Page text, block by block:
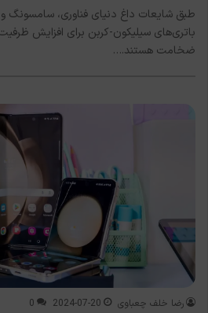
طبق شایعات داغ دنیای فناوری، سامسونگ و
باتری‌های سیلیکون-کربن برای افزایش
ضخامت هستند.…
رضا خلف چعباوی 2024-07-20
0